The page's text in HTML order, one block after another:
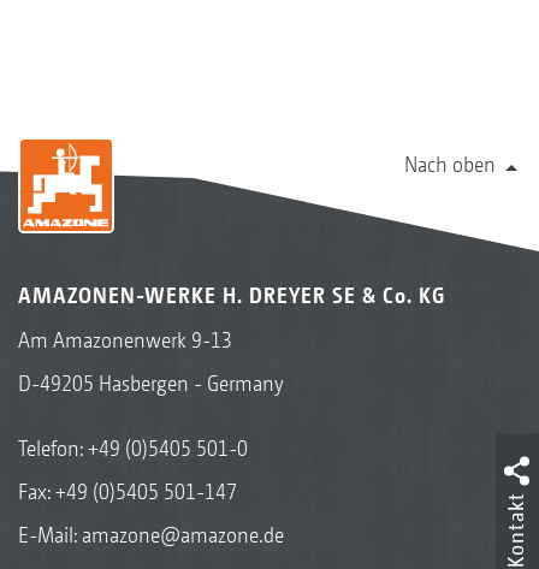
Nach oben
AMAZONEN-WERKE H. DREYER SE & Co. KG
Am Amazonenwerk 9-13
D-49205 Hasbergen - Germany
Telefon:+49 (0)5405 501-0
Fax: +49 (0)5405 501-147
E-Mail: amazone@amazone.de Kontakt